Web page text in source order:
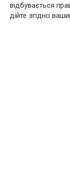
відбувається
дійте згідно